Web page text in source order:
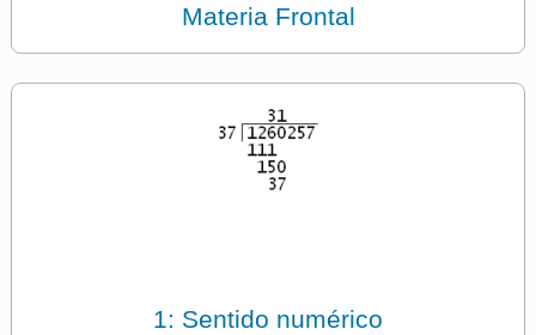
Materia Frontal
1: Sentido numérico